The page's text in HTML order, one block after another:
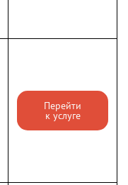
Перейти
к услуге